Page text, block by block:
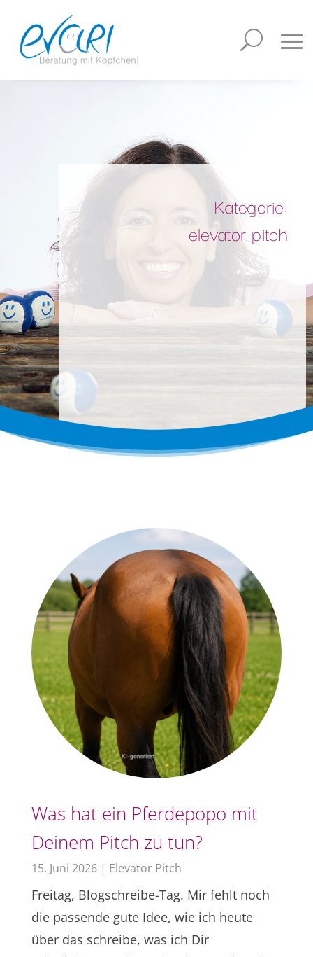
Kategorie:
elevator pitch
Was hat ein Pferdepopo mit
Deinem Pitch zu tun?
15. Juni 2026| Elevator Pitch
Freitag, Blogschreibe-Tag. Mir fehlt noch
die passende gute Idee, wie ich heute
über das schreibe, was ich Dir